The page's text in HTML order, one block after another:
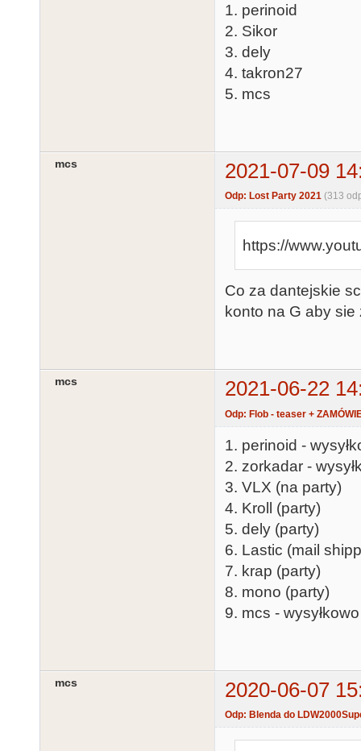
1. perinoid
2. Sikor
3. dely
4. takron27
5. mcs
mcs 2021-07-09
Odp: Lost Party 2021 (313
https://
Co za dantejskie
konto na G aby
mcs 2021-06-22
Odp: Flob - teaser +
1. perinoid -
2. zorkadar -
3. VLX (na party)
4. Kroll (party)
5. dely (party)
6. Lastic (mail
7. krap (party)
8. mono (party)
9. mcs - wysyłkowo
mcs 2020-06-07
Odp: Blenda do